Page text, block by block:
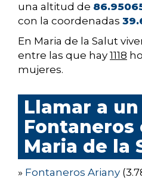
una altitud de
con la coordenadas
En Maria de la Salut
entre las que hay 1118
mujeres.
Llamar a un
Fontaneros
Maria de la
» Fontaneros Ariany